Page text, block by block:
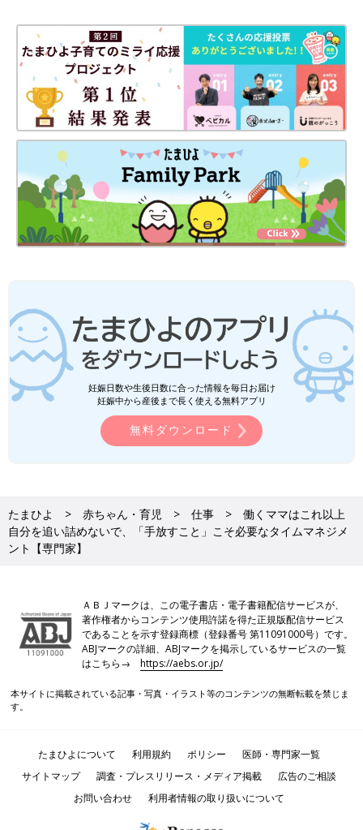
妊娠日数や生後日数に合った情報を毎日お届け
妊娠中から産後まで長く使える無料アプリ
無料ダウンロード
たまひよ 赤ちゃん・育児 仕事
働くママはこれ以上
自分を追い詰めないで、「手放すこと」こそ必要なタイムマネジメ
ント【専門家】
ＡＢＪマークは、この電子書店・電子書籍配信サービスが、
著作権者からコンテンツ使用許諾を得た正規版配信サービス
であることを示す登録商標（登録番号 第11091000号）です。
ABJマークの詳細、ABJマークを掲示しているサービスの一覧
はこちら→https://aebs.or.jp/
本サイトに掲載されている記事・写真・イラスト等のコンテンツの無断転載を禁じま
す。
たまひよについて 利用規約 ポリシー
医師・専門家一覧
サイトマップ
調査・プレスリリース・メディア掲載
広告のご相談
お問い合わせ
利用者情報の取り扱いについて